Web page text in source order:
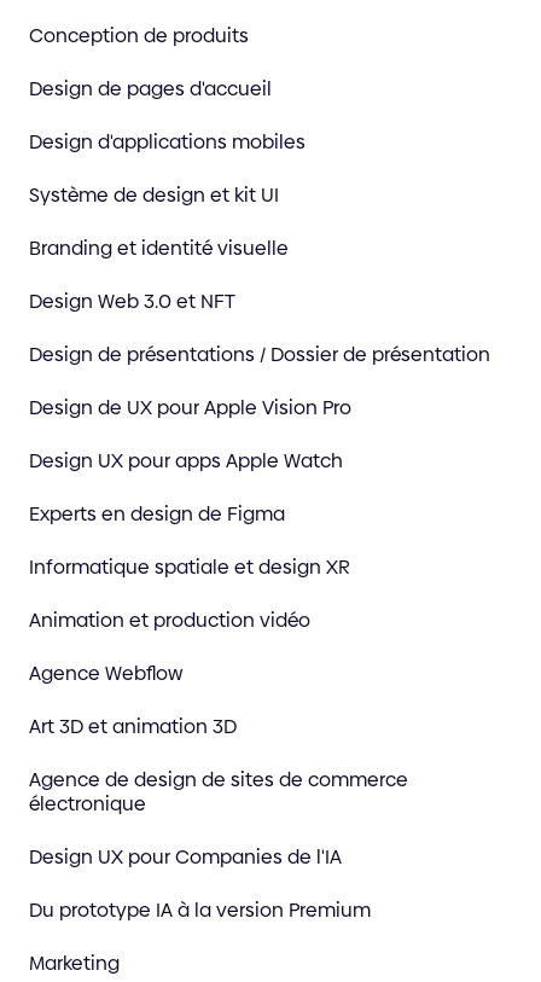
Conception de produits
Design de pages d'accueil
Design d'applications mobiles
Système de design et kit UI
Branding et identité visuelle
Design Web 3.0 et NFT
Design de présentations / Dossier de présentation
Design de UX pour Apple Vision Pro
Design UX pour apps Apple Watch
Experts en design de Figma
Informatique spatiale et design XR
Animation et production vidéo
Agence Webflow
Art 3D et animation 3D
Agence de design de sites de commerce
électronique
Design UX pour Companies de l'IA
Du prototype IA à la version Premium
Marketing